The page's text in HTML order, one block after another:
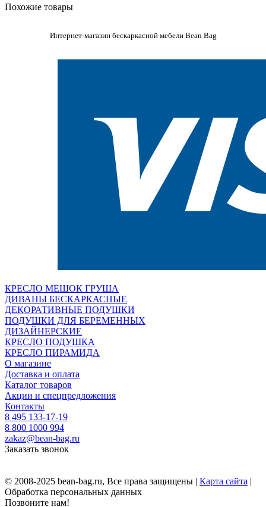
Похожие товары
Интернет-магазин бескаркасной мебели Bean Bag
КРЕСЛО МЕШОК ГРУША
ДИВАНЫ БЕСКАРКАСНЫЕ
ДЕКОРАТИВНЫЕ ПОДУШКИ
ПОДУШКИ ДЛЯ БЕРЕМЕННЫХ
ДИЗАЙНЕРСКИЕ
КРЕСЛО ПОДУШКА
КРЕСЛО ПИРАМИДА
О магазине
Доставка и оплата
Каталог товаров
Акции и спецпредложения
Контакты
8 495 133-17-19
8 800 1000 994
zakaz@bean-bag.ru
Заказать звонок
© 2008-2025 bean-bag.ru, Все права защищены | Карта сайта |
Обработка персональных данных
Позвоните нам!